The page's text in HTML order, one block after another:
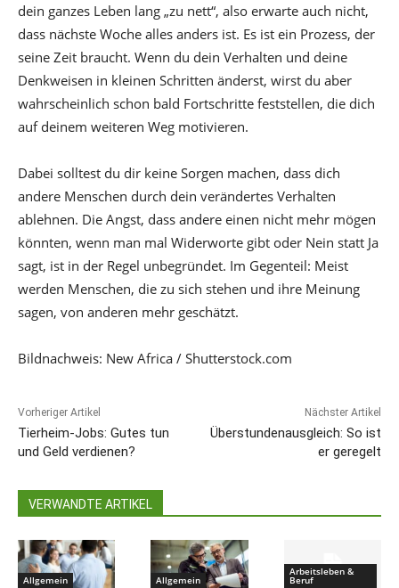
dein ganzes Leben lang „zu nett“, also erwarte auch nicht,
dass nächste Woche alles anders ist. Es ist ein Prozess, der
seine Zeit braucht. Wenn du dein Verhalten und deine
Denkweisen in kleinen Schritten änderst, wirst du aber
wahrscheinlich schon bald Fortschritte feststellen, die dich
auf deinem weiteren Weg motivieren.
Dabei solltest du dir keine Sorgen machen, dass dich
andere Menschen durch dein verändertes Verhalten
ablehnen. Die Angst, dass andere einen nicht mehr mögen
könnten, wenn man mal Widerworte gibt oder Nein statt Ja
sagt, ist in der Regel unbegründet. Im Gegenteil: Meist
werden Menschen, die zu sich stehen und ihre Meinung
sagen, von anderen mehr geschätzt.
Bildnachweis: New Africa / Shutterstock.com
Vorheriger Artikel
Tierheim-Jobs: Gutes tun
und Geld verdienen?
Nächster Artikel
Überstundenausgleich: So ist
er geregelt
VERWANDTE ARTIKEL
Allgemein Allgemein
Arbeitsleben &
Beruf